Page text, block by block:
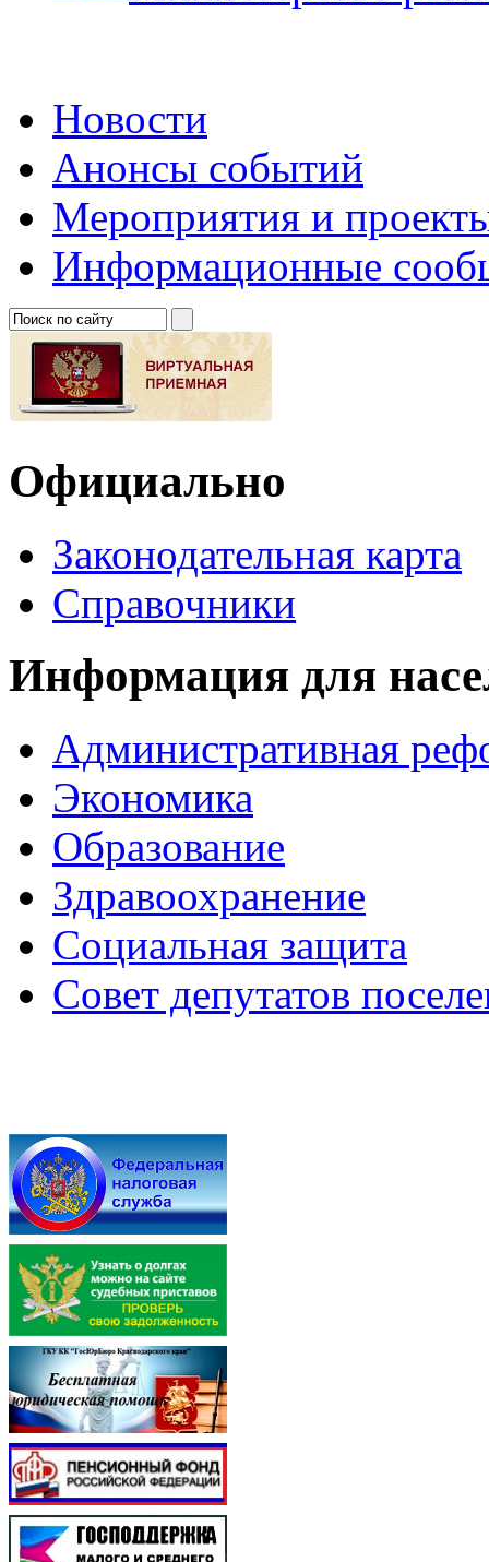
Новости
Анонсы событий
Мероприятия и
Информационные
Официально
Законодательная карта
Справочники
Информация для
Административная
Экономика
Образование
Здравоохранение
Социальная защита
Совет депутатов